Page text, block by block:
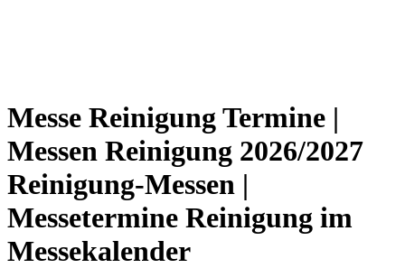
Messe Reinigung Termine |
Messen Reinigung 2026/2027
Reinigung-Messen |
Messetermine Reinigung im
Messekalender